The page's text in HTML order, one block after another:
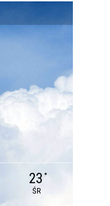
23 °
ŚR